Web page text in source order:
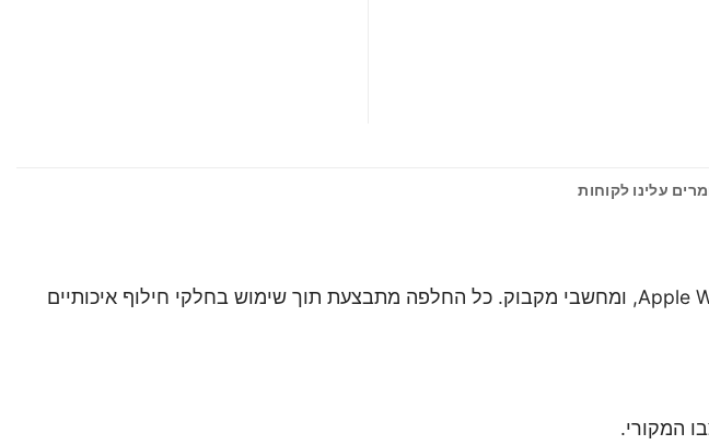
עלינו לקוחות
מעבדת התיקונים שלנו מתמחה בהחלפת מסכים לכל מכשירי אפל, כולל אייפון, אייפד, Apple Watch, ומחשבי מקבוק. כל החלפה מתבצעת תוך שימוש בחלקי חילוף איכותיים
המקורי.